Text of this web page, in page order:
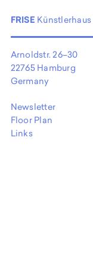
FRISE
Arnoldstr. 26–30
22765 Hamburg
Germany
Newsletter
Floor Plan
Links